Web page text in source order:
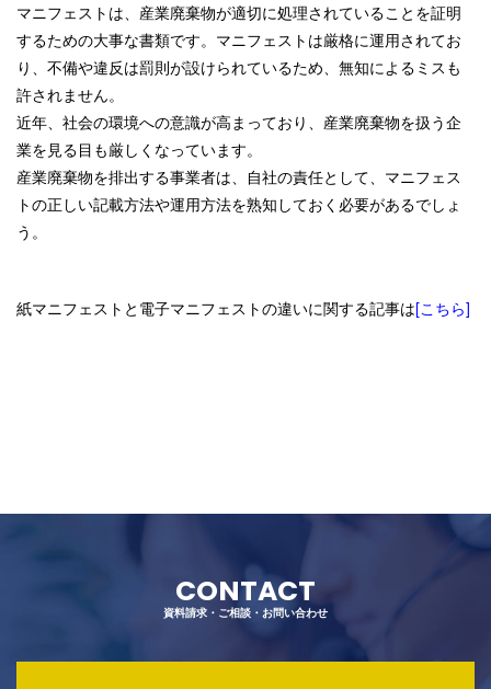
マニフェストは、産業廃棄物が適切に処理されていることを証明
するための大事な書類です。マニフェストは厳格に運用されてお
り、不備や違反は罰則が設けられているため、無知によるミスも
許されません。
近年、社会の環境への意識が高まっており、産業廃棄物を扱う企
業を見る目も厳しくなっています。
産業廃棄物を排出する事業者は、自社の責任として、マニフェス
トの正しい記載方法や運用方法を熟知しておく必要があるでしょ
う。
紙マニフェストと電子マニフェストの違いに関する記事は[こちら]
CONTACT
資料請求・ご相談・お問い合わせ